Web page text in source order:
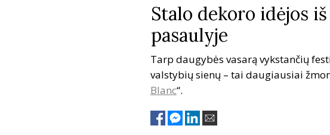
Stalo dekoro idėjos
pasaulyje
Tarp daugybės vasarą vykstančių
valstybių sienų – tai daugiausiai
Blanc“.